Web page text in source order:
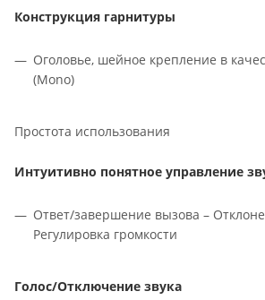
Конструкция гарнитуры
Оголовье, шейное крепление в
(Mono)
Простота использования
Интуитивно понятное управление
Ответ/завершение вызова –
Регулировка громкости
Голос/Отключение звука